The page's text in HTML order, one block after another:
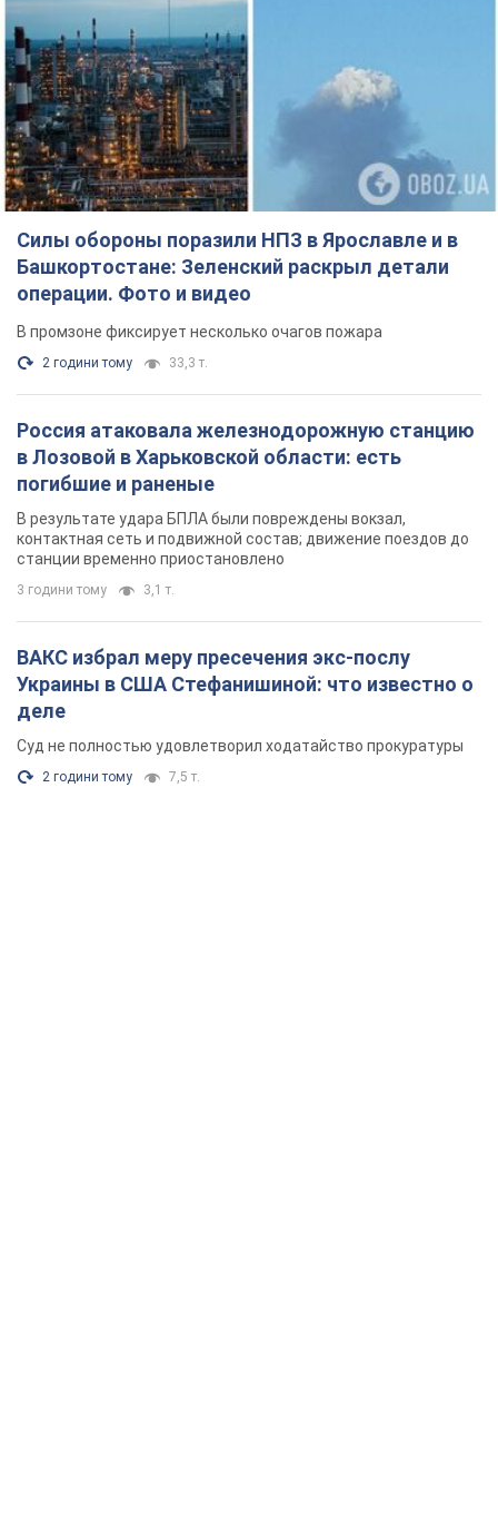
Силы обороны поразили НПЗ в Ярославле и в
Башкортостане: Зеленский раскрыл детали
операции. Фото и видео
В промзоне фиксирует несколько очагов пожара
2 години тому 33,3 т.
Россия атаковала железнодорожную станцию
в Лозовой в Харьковской области: есть
погибшие и раненые
В результате удара БПЛА были повреждены вокзал,
контактная сеть и подвижной состав; движение поездов до
станции временно приостановлено
3 години тому 3,1 т.
ВАКС избрал меру пресечения экс-послу
Украины в США Стефанишиной: что известно о
деле
Суд не полностью удовлетворил ходатайство прокуратуры
2 години тому 7,5 т.